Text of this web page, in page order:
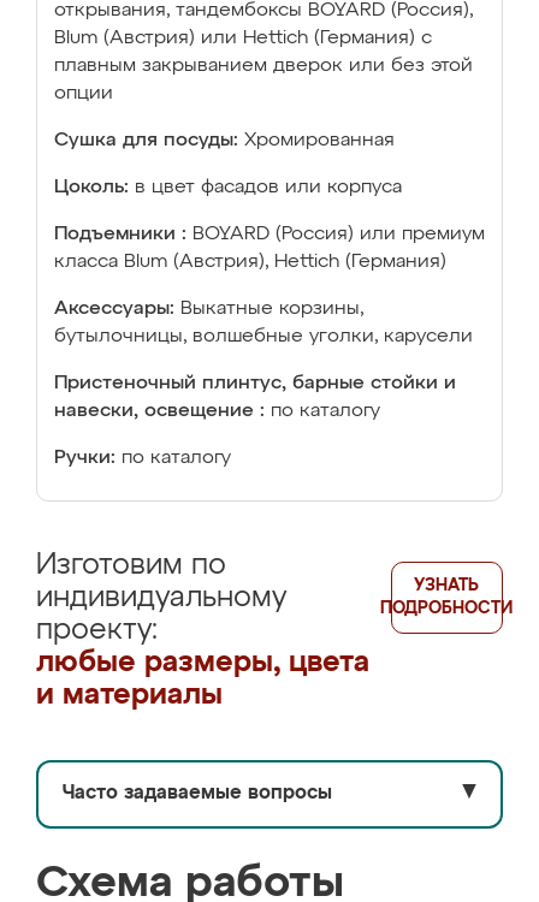
открывания, тандембоксы BOYARD (Россия),
Blum (Австрия) или Hettich (Германия) с
плавным закрыванием дверок или без этой
опции
Сушка для посуды: Хромированная
Цоколь: в цвет фасадов или корпуса
Подъемники : BOYARD (Россия) или премиум
класса Blum (Австрия), Hettich (Германия)
Аксессуары: Выкатные корзины,
бутылочницы, волшебные уголки, карусели
Пристеночный плинтус, барные стойки и
навески, освещение : по каталогу
Ручки: по каталогу
Изготовим по
индивидуальному
проекту:
любые размеры, цвета
и материалы
УЗНАТЬ
ПОДРОБНОСТИ
Часто задаваемые вопросы ▼
Схема работы